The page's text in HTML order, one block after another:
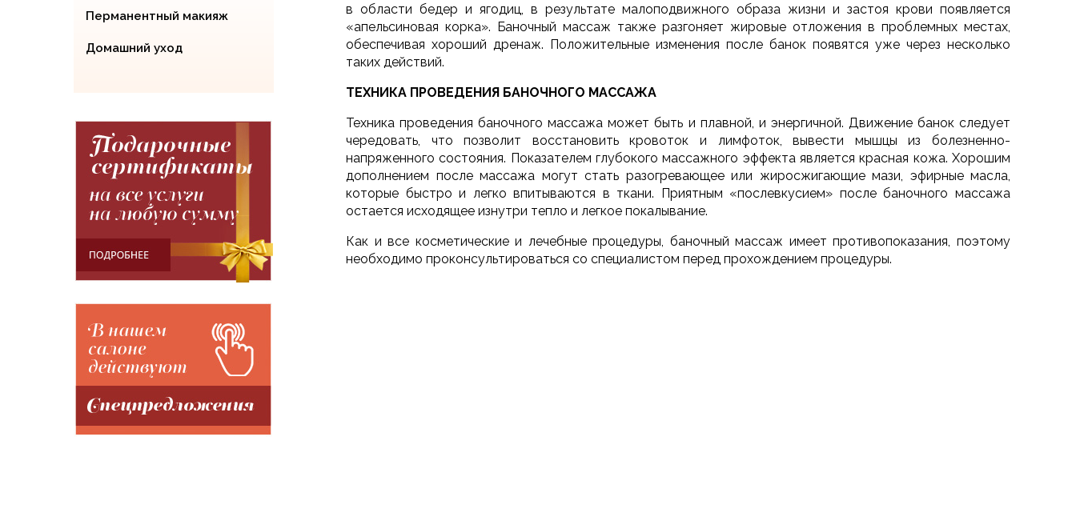
Перманентный макияж
Домашний уход
в области бедер и ягодиц, в результате малоподвижного образа жизни и застоя крови появляется
«апельсиновая корка». Баночный массаж также разгоняет жировые отложения в проблемных местах,
обеспечивая хороший дренаж. Положительные изменения после банок появятся уже через несколько
таких действий.
ТЕХНИКА ПРОВЕДЕНИЯ БАНОЧНОГО МАССАЖА
Техника проведения баночного массажа может быть и плавной, и энергичной. Движение банок следует
чередовать, что позволит восстановить кровоток и лимфоток, вывести мышцы из болезненно-
напряженного состояния. Показателем глубокого массажного эффекта является красная кожа. Хорошим
дополнением после массажа могут стать разогревающее или жиросжигающие мази, эфирные масла,
которые быстро и легко впитываются в ткани. Приятным «послевкусием» после баночного массажа
остается исходящее изнутри тепло и легкое покалывание.
Как и все косметические и лечебные процедуры, баночный массаж имеет противопоказания, поэтому
необходимо проконсультироваться со специалистом перед прохождением процедуры.